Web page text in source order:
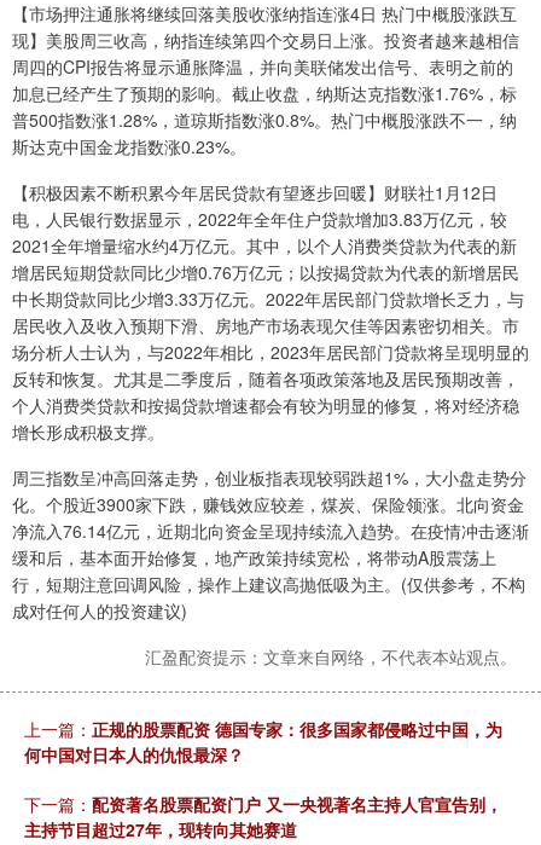
【市场押注通胀将继续回落美股收涨纳指连涨4日 热门中概股涨跌互
现】美股周三收高，纳指连续第四个交易日上涨。投资者越来越相信
周四的CPI报告将显示通胀降温，并向美联储发出信号、表明之前的
加息已经产生了预期的影响。截止收盘，纳斯达克指数涨1.76%，标
普500指数涨1.28%，道琼斯指数涨0.8%。热门中概股涨跌不一，纳
斯达克中国金龙指数涨0.23%。
【积极因素不断积累今年居民贷款有望逐步回暖】财联社1月12日
电，人民银行数据显示，2022年全年住户贷款增加3.83万亿元，较
2021全年增量缩水约4万亿元。其中，以个人消费类贷款为代表的新
增居民短期贷款同比少增0.76万亿元；以按揭贷款为代表的新增居民
中长期贷款同比少增3.33万亿元。2022年居民部门贷款增长乏力，与
居民收入及收入预期下滑、房地产市场表现欠佳等因素密切相关。市
场分析人士认为，与2022年相比，2023年居民部门贷款将呈现明显的
反转和恢复。尤其是二季度后，随着各项政策落地及居民预期改善，
个人消费类贷款和按揭贷款增速都会有较为明显的修复，将对经济稳
增长形成积极支撑。
周三指数呈冲高回落走势，创业板指表现较弱跌超1%，大小盘走势分
化。个股近3900家下跌，赚钱效应较差，煤炭、保险领涨。北向资金
净流入76.14亿元，近期北向资金呈现持续流入趋势。在疫情冲击逐渐
缓和后，基本面开始修复，地产政策持续宽松，将带动A股震荡上
行，短期注意回调风险，操作上建议高抛低吸为主。(仅供参考，不构
成对任何人的投资建议)
汇盈配资提示：文章来自网络，不代表本站观点。
上一篇： 正规的股票配资 德国专家：很多国家都侵略过中国，为
何中国对日本人的仇恨最深？
下一篇： 配资著名股票配资门户 又一央视著名主持人官宣告别，
主持节目超过27年，现转向其她赛道